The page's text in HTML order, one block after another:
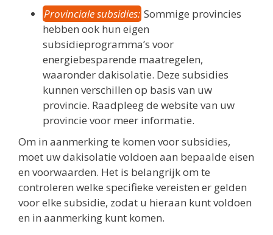
Provinciale subsidies: Sommige provincies
hebben ook hun eigen
subsidieprogramma’s voor
energiebesparende maatregelen,
waaronder dakisolatie. Deze subsidies
kunnen verschillen op basis van uw
provincie. Raadpleeg de website van uw
provincie voor meer informatie.
Om in aanmerking te komen voor subsidies,
moet uw dakisolatie voldoen aan bepaalde eisen
en voorwaarden. Het is belangrijk om te
controleren welke specifieke vereisten er gelden
voor elke subsidie, zodat u hieraan kunt voldoen
en in aanmerking kunt komen.